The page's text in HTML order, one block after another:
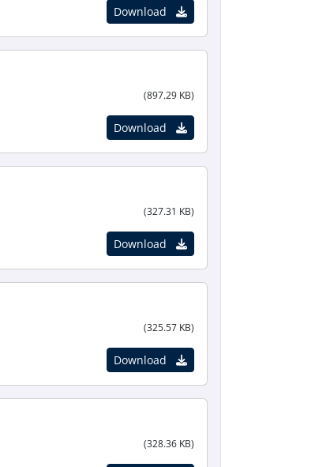
Download
(897.29 KB)
Download
(327.31 KB)
Download
(325.57 KB)
Download
(328.36 KB)